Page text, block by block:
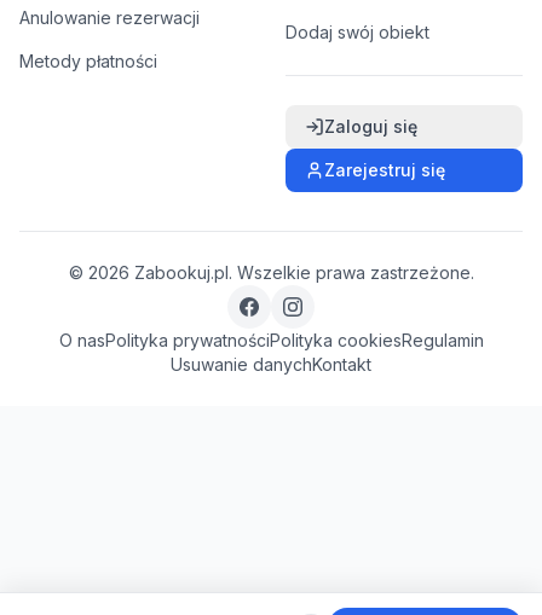
Anulowanie rezerwacji
Metody płatności
Dodaj swój obiekt
Zaloguj się
Zarejestruj się
© 2026 Zabookuj.pl. Wszelkie prawa zastrzeżone.
O nasPolityka prywatnościPolityka cookiesRegulamin
Usuwanie danychKontakt